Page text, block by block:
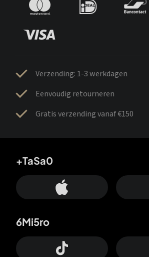
Verzending: 1-3 werkdagen
Eenvoudig retourneren
Gratis verzending vanaf €150
+TaSa0
6Mi5ro